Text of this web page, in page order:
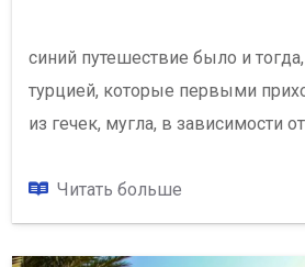
синий путешествие было и
турцией, которые первыми
из гечек, мугла, в зависимости
почти синий и зеленый цвет для
проходит с хранимой как в раю.
атмосферу, вселенную, природу,
Читать больше